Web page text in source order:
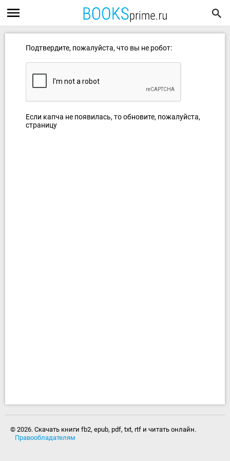
Подтвердите, пожалуйста, что вы не робот:
Если капча не появилась, то обновите, пожалуйста,
страницу
© 2026. Скачать книги fb2, epub, pdf, txt, rtf и читать онлайн.
Правообладателям